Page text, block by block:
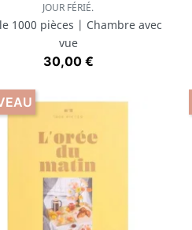
Aperçu rapide
JOUR FÉRIÉ.
1000 pièces | Chambre avec
vue
Prix
30,00 €